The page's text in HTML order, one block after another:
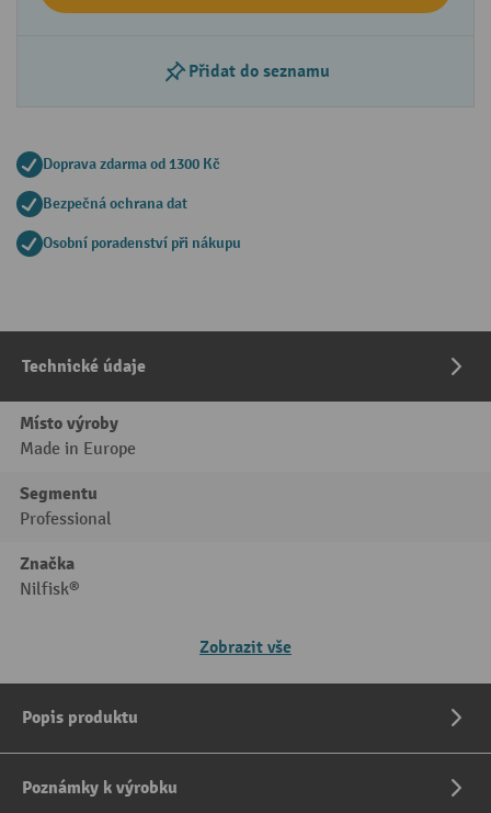
Přidat do seznamu
Doprava zdarma od 1300 Kč
Bezpečná ochrana dat
Osobní poradenství při nákupu
Technické údaje
Místo výroby
Made in Europe
Segmentu
Professional
Značka
Nilfisk®
Zobrazit vše
Popis produktu
Poznámky k výrobku